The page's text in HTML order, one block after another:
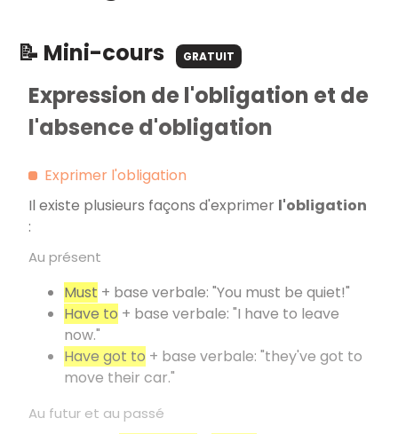
📝 Mini-cours GRATUIT
Expression de l'obligation et de
l'absence d'obligation
Exprimer l'obligation
Il existe plusieurs façons d'exprimer l'obligation
:
Au présent
Must + base verbale: "You must be quiet!"
Have to + base verbale: "I have to leave
now."
Have got to + base verbale: "they've got to
move their car."
Au futur et au passé